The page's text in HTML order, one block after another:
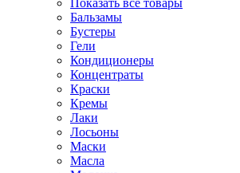
Показать все товары
Бальзамы
Бустеры
Гели
Кондиционеры
Концентраты
Краски
Кремы
Лаки
Лосьоны
Маски
Масла